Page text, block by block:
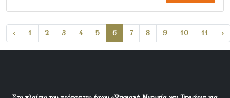
‹ 1 2 3 4 5 6 7 8 9 10 11 ›